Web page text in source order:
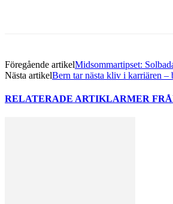
Föregående artikelMidsommartipset:
Nästa artikelBern tar nästa kliv i karriären
RELATERADE ARTIKLARMER